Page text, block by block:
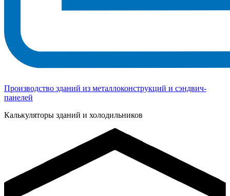
Производство зданий из металлоконструкций и сэндвич-
панелей
Калькуляторы зданий и холодильников